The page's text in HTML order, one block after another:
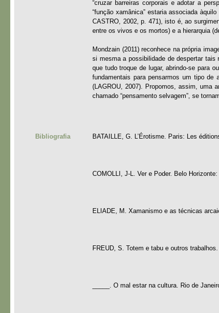
“cruzar barreiras corporais e adotar a
“função xamânica” estaria associada
CASTRO, 2002, p. 471), isto é, ao
entre os vivos e os mortos) e a hierarquia
Mondzain (2011) reconhece na própria
si mesma a possibilidade de despertar
que tudo troque de lugar, abrindo-se para
fundamentais para pensarmos um tipo de
(LAGROU, 2007). Propomos, assim, uma
chamado “pensamento selvagem”, se
Bibliografia BATAILLE, G. L’Érotisme. Paris: Les
COMOLLI, J-L. Ver e Poder. Belo
ELIADE, M. Xamanismo e as técnicas
FREUD, S. Totem e tabu e outros
_____. O mal estar na cultura. Rio de